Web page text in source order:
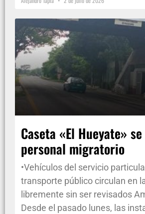
Caseta «El Hueyate»
personal migratorio
•Vehículos del servicio
transporte público circulan en
libremente sin ser revisados
Desde el pasado lunes, las